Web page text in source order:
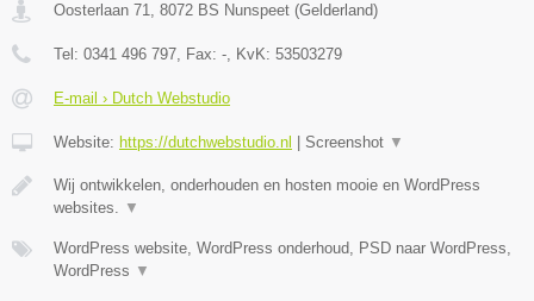
Oosterlaan 71, 8072 BS Nunspeet (Gelderland)
Tel: 0341 496 797, Fax: -, KvK: 53503279
E-mail › Dutch Webstudio
Website: https://dutchwebstudio.nl Screenshot ▼
Wij ontwikkelen, onderhouden en hosten mooie en WordPress
websites. ▼
WordPress website, WordPress onderhoud, PSD naar WordPress,
WordPress ▼